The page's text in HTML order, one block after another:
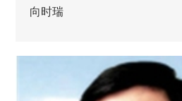
向时瑞